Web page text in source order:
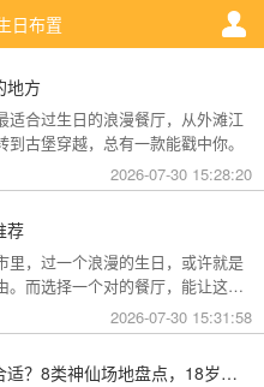
日布置
地方
适合过生日的浪漫餐厅，从外滩江
古堡穿越，总有一款能戳中你。
2026-07-30 15:28:20
荐
里，过一个浪漫的生日，或许就是
。而选择一个对的餐厅，能让这一
。无论是俯瞰城市灯火的高空秘境，
幻露台，深圳从不缺乏仪式感。
2026-07-30 15:31:58
成人礼布置选哪些地方合适？8类神仙场地盘点，18岁的仪式感从选对地方开始